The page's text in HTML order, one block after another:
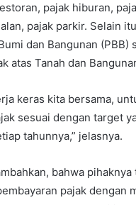
pajak hiburan,
pajak parkir. Selain
dan Bangunan (PBB)
atas Tanah dan
keras kita bersama,
sesuai dengan target
tahunnya,” jelasnya.
bahwa
pajak dengan